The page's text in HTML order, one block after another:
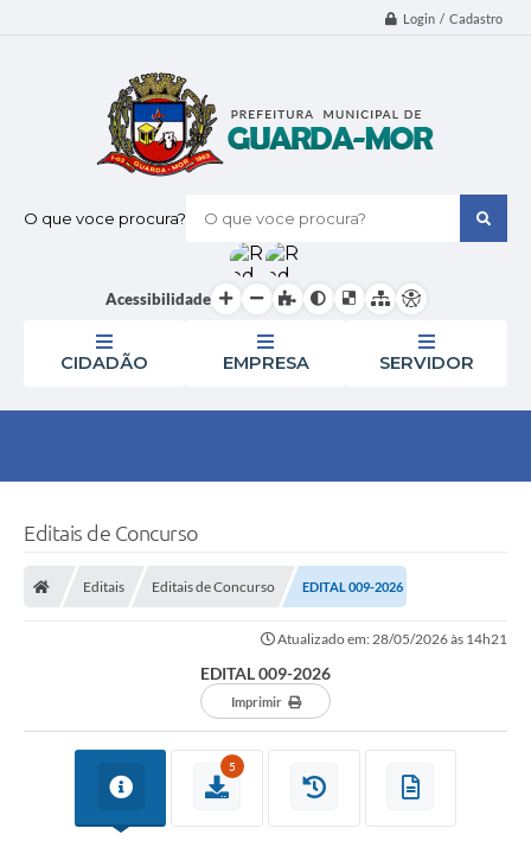
Login / Cadastro
O que voce procura?
Acessibilidade
CIDADÃO EMPRESA SERVIDOR
Editais de Concurso
Editais Editais de Concurso EDITAL 009-2026
Atualizado em: 28/05/2026 às 14h21
EDITAL 009-2026
Imprimir
5